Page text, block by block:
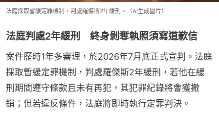
法庭採取暫緩定罪機制，判處羅傑斯2年緩刑。（AI生成圖片）
法庭判處2年緩刑 終身剝奪執照須寫道歉信
案件歷時1年多審理，於2026年7月底正式宣判。法庭
採取暫緩定罪機制，判處羅傑斯2年緩刑，若他在緩
刑期間遵守條款且未有再犯，其犯罪紀錄將會獲撤
銷；但若違反條件，法庭將即時執行定罪判決。